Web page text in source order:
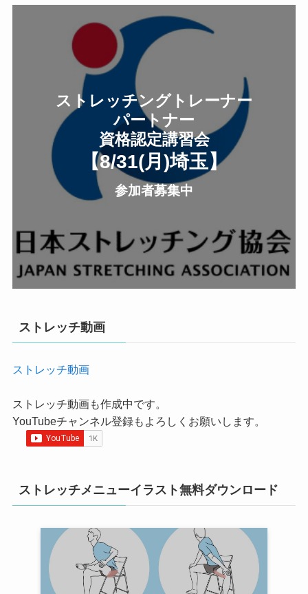
ストレッチングトレーナー
パートナー
資格認定講習会
【8/31(月 )埼玉】
参加者募集中
ストレッチ動画
ストレッチ動画
ストレッチ動画も作成中です。
YouTubeチャンネル登録もよろしくお願いします。
ストレッチメニューイラスト無料ダウンロード